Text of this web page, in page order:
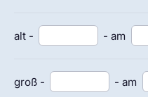
alt - - am
groß - - am